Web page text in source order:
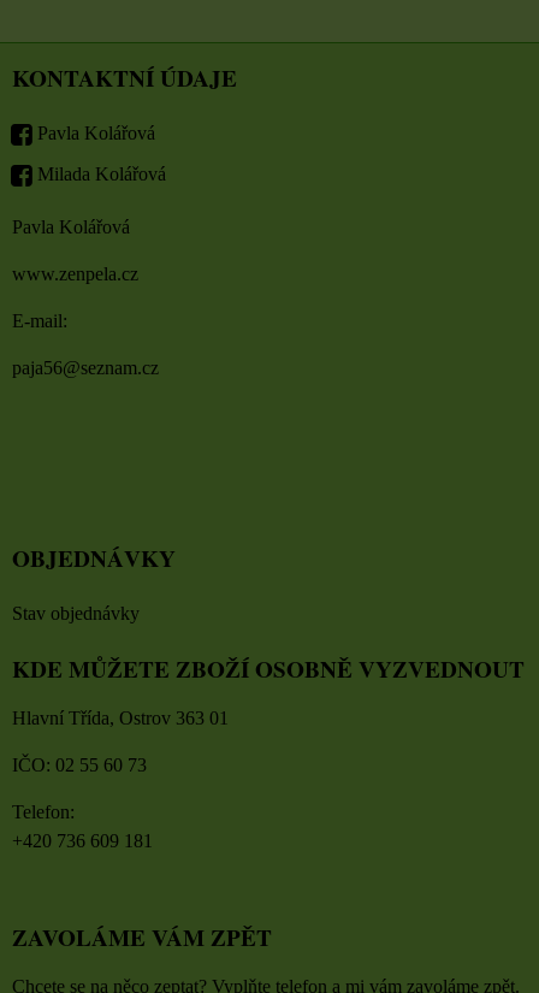
KONTAKTNÍ ÚDAJE
Pavla Kolářová
Milada Kolářová
Pavla Kolářová
www.zenpela.cz
E-mail:
paja56@seznam.cz
OBJEDNÁVKY
Stav objednávky
KDE MŮŽETE ZBOŽÍ OSOBNĚ VYZVEDNOUT
Hlavní Třída, Ostrov 363 01
IČO: 02 55 60 73
Telefon:
+420 736 609 181
ZAVOLÁME VÁM ZPĚT
Chcete se na něco zeptat? Vyplňte telefon a mi vám zavoláme zpět.